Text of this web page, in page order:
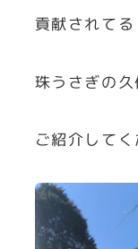
貢献されてる
珠うさぎの
ご紹介してく